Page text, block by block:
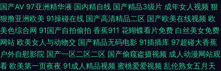
区 国产亚洲一黄 国产精品自拍三级在线 美女丝袜彼干AV 国产地址一 香蕉视
频下载APP 在线播放91 91Prom逼 亚洲色图国产成人综合 97超碰人人在线
91路ncom av久久网站 第一富利导航大全 91看片婬黄大片软件 在线观看青
国产AV 97亚洲精华液 国内精自线 国产精品3级片 成年女人视频 狠
狠撸亚洲欧美 91操碰在线 国产高清精品二区 国产欧美在线视频 欧
美色综合网 91国产自拍偷拍 香蕉911 花蝴蝶看片免费 白丝美女免费
网站 欧美女人与动物交 国产精品无码电影 91插插库 97超碰大香蕉
户外自慰影院 国产一区二区二区 国产偷窥盗摄视频 成人动漫网站观
看 欧美第一页夜夜 91成人精品视频 蜜桃爱爱视频 乱伦熟女五月天